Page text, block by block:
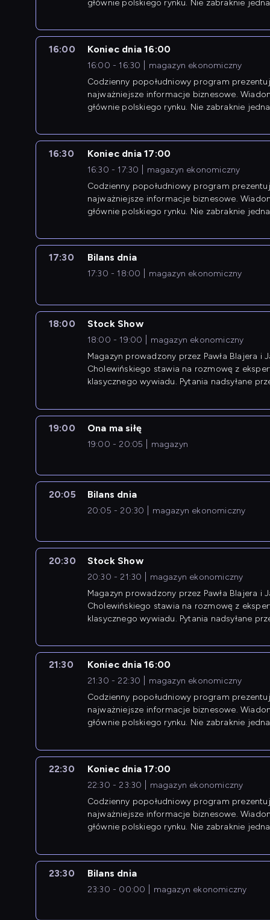
głównie polskiego rynku. Nie zabraknie
16:00 Koniec dnia 16:00
16:00 - 16:30
magazyn ekonomiczny
Codzienny popołudniowy program
najważniejsze informacje biznesowe.
głównie polskiego rynku. Nie zabraknie
16:30 Koniec dnia 17:00
16:30 - 17:30
magazyn ekonomiczny
Codzienny popołudniowy program
najważniejsze informacje biznesowe.
głównie polskiego rynku. Nie zabraknie
17:30 Bilans dnia
17:30 - 18:00 magazyn ekonomiczny
18:00 Stock Show
18:00 - 19:00
magazyn ekonomiczny
Magazyn prowadzony przez Pawła Blajera i
Cholewińskiego stawia na rozmowę z
klasycznego wywiadu. Pytania nadsyłane
19:00 Ona ma siłę
19:00 - 20:05 magazyn
20:05 Bilans dnia
20:05 - 20:30 magazyn ekonomiczny
20:30 Stock Show
20:30 - 21:30
magazyn ekonomiczny
Magazyn prowadzony przez Pawła Blajera i
Cholewińskiego stawia na rozmowę z
klasycznego wywiadu. Pytania nadsyłane
21:30 Koniec dnia 16:00
21:30 - 22:30
magazyn ekonomiczny
Codzienny popołudniowy program
najważniejsze informacje biznesowe.
głównie polskiego rynku. Nie zabraknie
22:30 Koniec dnia 17:00
22:30 - 23:30
magazyn ekonomiczny
Codzienny popołudniowy program
najważniejsze informacje biznesowe.
głównie polskiego rynku. Nie zabraknie
23:30 Bilans dnia
23:30 - 00:00 magazyn ekonomiczny